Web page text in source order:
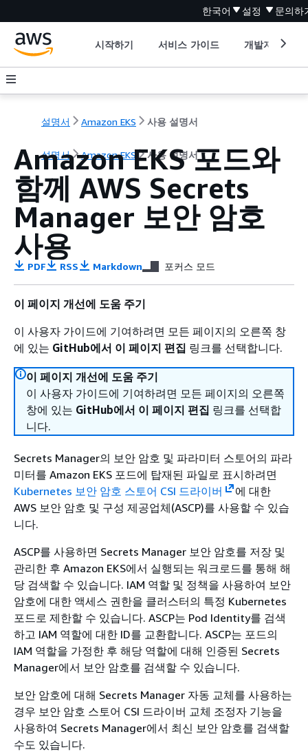
한국어 설정 문의하
시작하기 서비스 가이드 개발자 도구
설명서 Amazon EKS 사용 설명서
설명서 Amazon EKS 사용 설명서
Amazon EKS 포드와
함께 AWS Secrets
Manager 보안 암호
사용
PDF RSS Markdown 포커스 모드
이 페이지 개선에 도움 주기
이 사용자 가이드에 기여하려면 모든 페이지의 오른쪽 창
에 있는 GitHub에서 이 페이지 편집 링크를 선택합니다.
이 페이지 개선에 도움 주기
이 사용자 가이드에 기여하려면 모든 페이지의 오른쪽
창에 있는 GitHub에서 이 페이지 편집 링크를 선택합
니다.
Secrets Manager의 보안 암호 및 파라미터 스토어의 파라
미터를 Amazon EKS 포드에 탑재된 파일로 표시하려면
Kubernetes 보안 암호 스토어 CSI 드라이버
에 대한
AWS 보안 암호 및 구성 제공업체(ASCP)를 사용할 수 있습
니다.
ASCP를 사용하면 Secrets Manager 보안 암호를 저장 및
관리한 후 Amazon EKS에서 실행되는 워크로드를 통해 해
당 검색할 수 있습니다. IAM 역할 및 정책을 사용하여 보안
암호에 대한 액세스 권한을 클러스터의 특정 Kubernetes
포드로 제한할 수 있습니다. ASCP는 Pod Identity를 검색
하고 IAM 역할에 대한 ID를 교환합니다. ASCP는 포드의
IAM 역할을 가정한 후 해당 역할에 대해 인증된 Secrets
Manager에서 보안 암호를 검색할 수 있습니다.
보안 암호에 대해 Secrets Manager 자동 교체를 사용하는
경우 보안 암호 스토어 CSI 드라이버 교체 조정자 기능을
사용하여 Secrets Manager에서 최신 보안 암호를 검색할
수도 있습니다.